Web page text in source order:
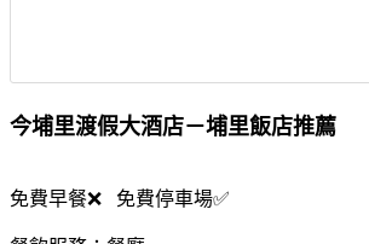
今埔里渡假大酒店－埔里飯店推薦
免費早餐❌ 免費停車場✅